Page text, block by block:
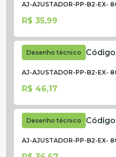
AJ-AJUSTADOR-PP-B2-EX-
R$ 35,99
Desenho técnico
AJ-AJUSTADOR-PP-B2-EX-
R$ 46,17
Desenho técnico
AJ-AJUSTADOR-PP-B2-EX-